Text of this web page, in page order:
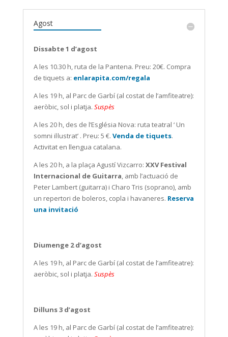
Agost
Dissabte 1 d’agost
A les 10.30 h, ruta de la Pantena. Preu: 20€. Compra
de tiquets a: enlarapita.com/regala
A les 19 h, al Parc de Garbí (al costat de l’amfiteatre):
aeròbic, sol i platja. Suspès
A les 20 h, des de l’Església Nova: ruta teatral ‘ Un
somni il·lustrat’ . Preu: 5 €. Venda de tiquets.
Activitat en llengua catalana.
A les 20 h, a la plaça Agustí Vizcarro: XXV Festival
Internacional de Guitarra, amb l’actuació de
Peter Lambert (guitarra) i Charo Tris (soprano), amb
un repertori de boleros, copla i havaneres. Reserva
una invitació
Diumenge 2 d’agost
A les 19 h, al Parc de Garbí (al costat de l’amfiteatre):
aeròbic, sol i platja. Suspès
Dilluns 3 d’agost
A les 19 h, al Parc de Garbí (al costat de l’amfiteatre):